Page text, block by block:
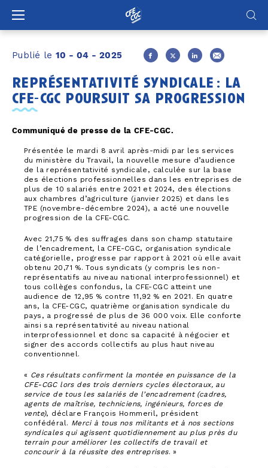
Publié le 10 - 04 - 2025
représentativité syndicale : la
cfe-cgc poursuit sa progression
Communiqué de presse de la CFE-CGC.
Présentée le mardi 8 avril après-midi par les services
du ministère du Travail, la nouvelle mesure d’audience
de la représentativité syndicale, calculée sur la base
des élections professionnelles dans les entreprises de
plus de 10 salariés entre 2021 et 2024, des élections
aux chambres d’agriculture (janvier 2025) et dans les
TPE (novembre-décembre 2024), a acté une nouvelle
progression de la CFE-CGC.
Avec 21,75 % des suffrages dans son champ statutaire
de l’encadrement, la CFE-CGC, organisation syndicale
catégorielle, progresse par rapport à 2021 où elle avait
obtenu 20,71 %. Tous syndicats (y compris les non-
représentatifs au niveau national interprofessionnel) et
tous collèges confondus, la CFE-CGC atteint une
audience de 12,95 % contre 11,92 % en 2021. En quatre
ans, la CFE-CGC, quatrième organisation syndicale du
pays, a progressé de plus de 36 000 voix. Elle conforte
ainsi sa représentativité au niveau national
interprofessionnel et donc sa capacité à négocier et
signer des accords collectifs au plus haut niveau
conventionnel.
« Ces résultats confirment la montée en puissance de la
CFE-CGC lors des trois derniers cycles électoraux, au
service de tous les salariés de l’encadrement (cadres,
agents de maîtrise, techniciens, ingénieurs, forces de
vente), déclare François Hommeril, président
confédéral. Merci à tous nos militants et à nos sections
syndicales qui agissent quotidiennement au plus près du
terrain pour améliorer les collectifs de travail et
concourir à la réussite des entreprises. »
Panneau de gestion des cookies